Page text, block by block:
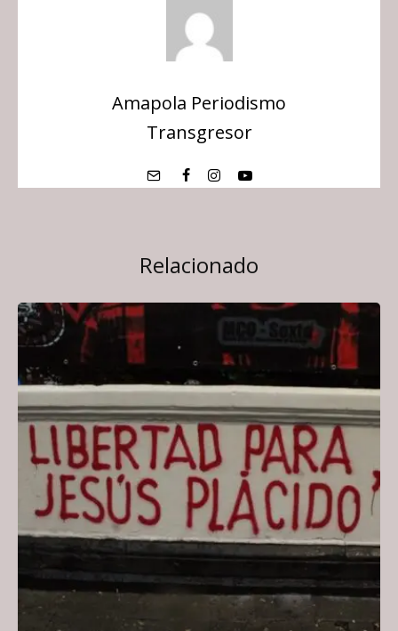
Amapola Periodismo
Transgresor
Relacionado